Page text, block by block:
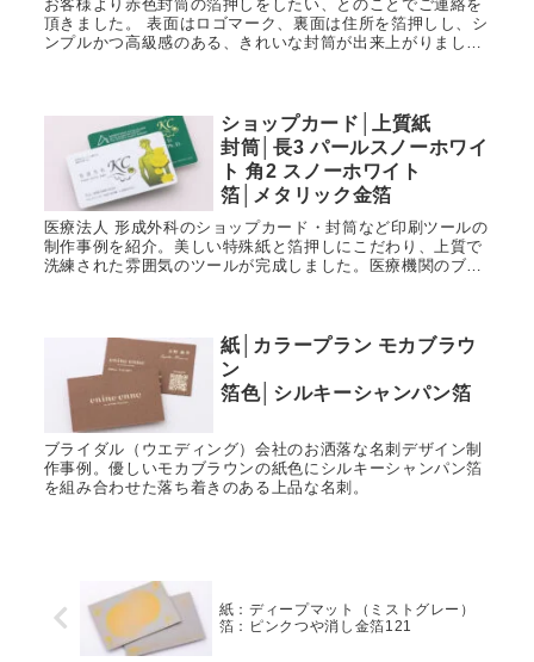
お客様より赤色封筒の箔押しをしたい、とのことでご連絡を
頂きました。 表面はロゴマーク、裏面は住所を箔押しし、シ
ンプルかつ高級感のある、きれいな封筒が出来上がりまし
ショップカード│上質紙
封筒│長3 パールスノーホワイ
ト 角2 スノーホワイト
箔│メタリック金箔
医療法人 形成外科のショップカード・封筒など印刷ツールの
制作事例を紹介。美しい特殊紙と箔押しにこだわり、上質で
洗練された雰囲気のツールが完成しました。医療機関のブラ
紙│カラープラン モカブラウ
ン
箔色│シルキーシャンパン箔
ブライダル（ウエディング）会社のお洒落な名刺デザイン制
作事例。優しいモカブラウンの紙色にシルキーシャンパン箔
を組み合わせた落ち着きのある上品な名刺。
紙：ディープマット（ミストグレー）
箔：ピンクつや消し金箔121